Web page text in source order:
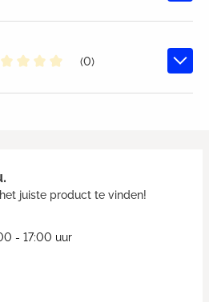
(0)
juiste product te vinden!
- 17:00 uur